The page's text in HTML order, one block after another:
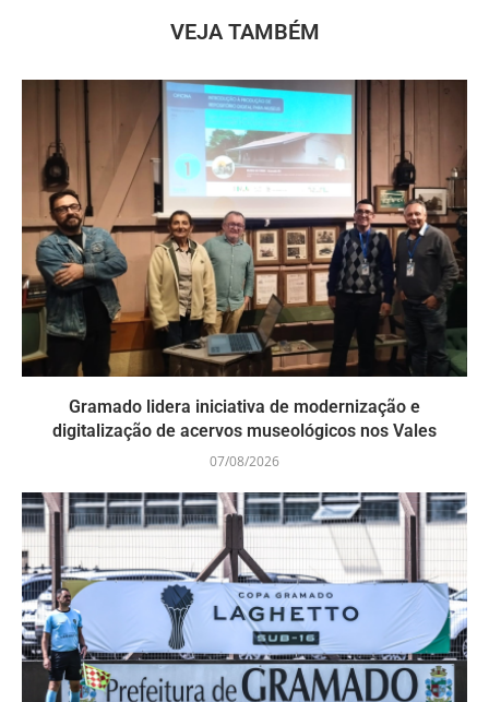
VEJA TAMBÉM
Gramado lidera iniciativa de modernização e
digitalização de acervos museológicos nos Vales
07/08/2026